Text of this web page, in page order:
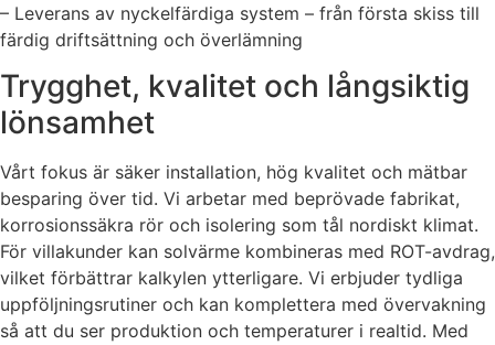
– Leverans av nyckelfärdiga system – från första skiss till
färdig driftsättning och överlämning
Trygghet, kvalitet och långsiktig
lönsamhet
Vårt fokus är säker installation, hög kvalitet och mätbar
besparing över tid. Vi arbetar med beprövade fabrikat,
korrosionssäkra rör och isolering som tål nordiskt klimat.
För villakunder kan solvärme kombineras med ROT-avdrag,
vilket förbättrar kalkylen ytterligare. Vi erbjuder tydliga
uppföljningsrutiner och kan komplettera med övervakning
så att du ser produktion och temperaturer i realtid. Med